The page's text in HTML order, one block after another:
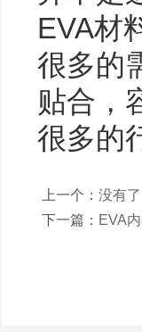
EVA材
很多的
贴合，
很多的
上一个： 没有
下一篇： EVA